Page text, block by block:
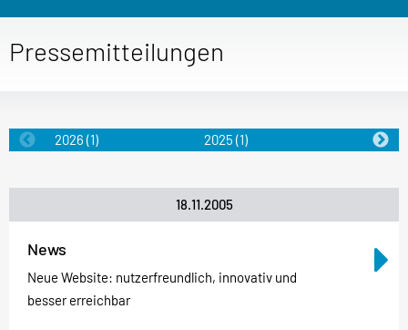
Pressemitteilungen
2026 (1) 2025 (1) 2024(1)
18.11.2005
News
Neue Website: nutzerfreundlich, innovativ und
besser erreichbar